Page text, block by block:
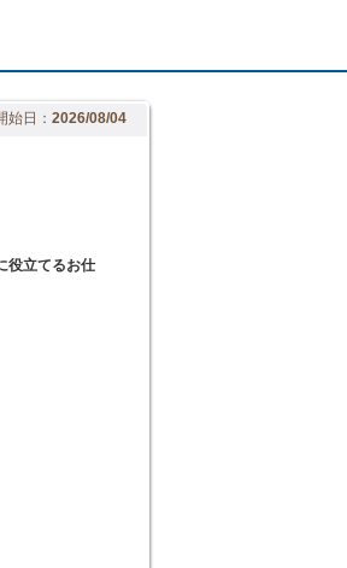
始日： 2026/08/04
役立てるお仕